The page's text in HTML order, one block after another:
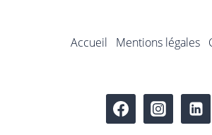
Accueil Mentions légales